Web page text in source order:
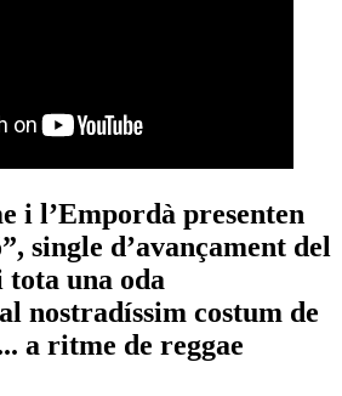
i l’Empordà presenten
single d’avançament del
tota una oda
nostradíssim costum de
a ritme de reggae